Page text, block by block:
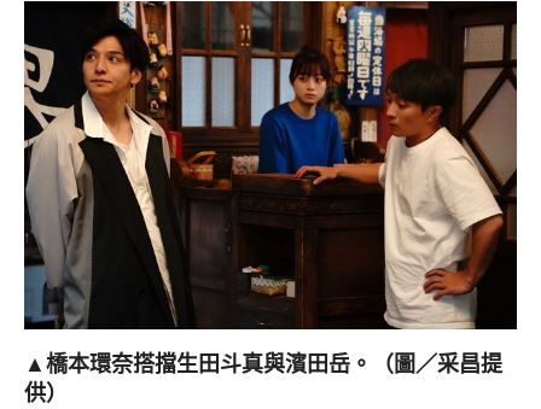
▲橋本環奈搭擋生田斗真與濱田岳。（圖／采昌提
供）